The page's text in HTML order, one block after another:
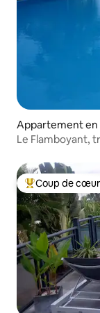
Appartement en
Le Flamboyant,
Coups de cœur
Coup de